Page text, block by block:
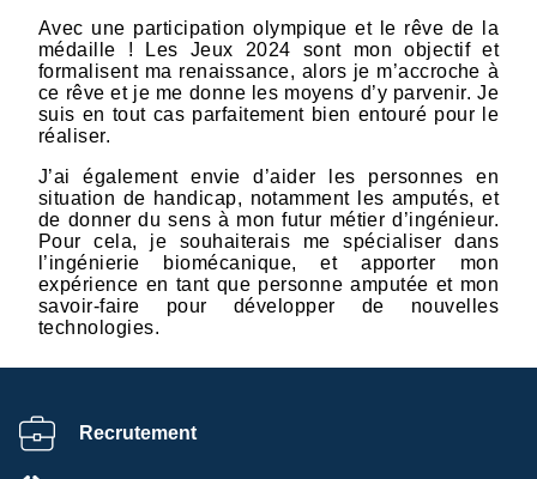
Avec une participation olympique et le rêve de la
médaille ! Les Jeux 2024 sont mon objectif et
formalisent ma renaissance, alors je m’accroche à
ce rêve et je me donne les moyens d’y parvenir. Je
suis en tout cas parfaitement bien entouré pour le
réaliser.
J’ai également envie d’aider les personnes en
situation de handicap, notamment les amputés, et
de donner du sens à mon futur métier d’ingénieur.
Pour cela, je souhaiterais me spécialiser dans
l’ingénierie biomécanique, et apporter mon
expérience en tant que personne amputée et mon
savoir-faire pour développer de nouvelles
technologies.
Recrutement